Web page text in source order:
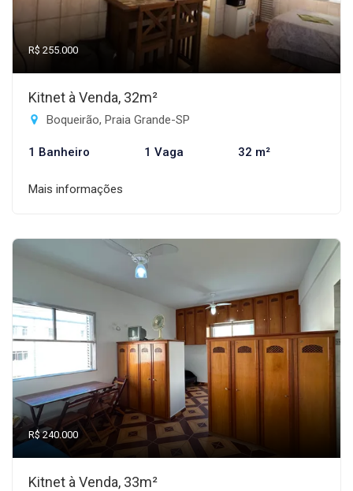
R$ 255.000
Kitnet à Venda, 32m²
Boqueirão, Praia Grande-SP
1 Banheiro 1 Vaga 32 m²
Mais informações
R$ 240.000
Kitnet à Venda, 33m²